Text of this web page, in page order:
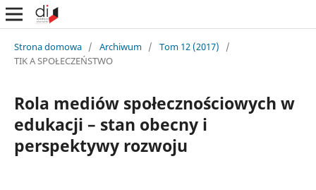
Strona domowa / Archiwum / Tom 12 (2017)
/
TIK A SPOŁECZEŃSTWO
Rola mediów społecznościowych w
edukacji – stan obecny i
perspektywy rozwoju